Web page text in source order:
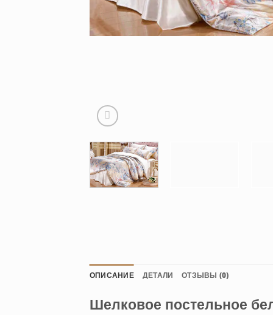
ОПИСАНИЕ ДЕТАЛИ ОТЗЫВЫ (0)
Шелковое постельное